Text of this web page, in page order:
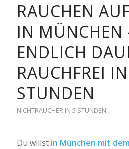
RAUCHEN
IN MÜNCHEN
ENDLICH
RAUCHFREI
STUNDEN
NICHTRAUCHER IN 5 STUNDEN
Du willst in München mit